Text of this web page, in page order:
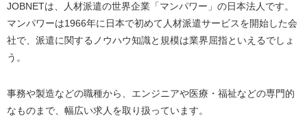
JOBNETは、人材派遣の世界企業「マンパワー」の日本法人です。
マンパワーは1966年に日本で初めて人材派遣サービスを開始した会
社で、派遣に関するノウハウ知識と規模は業界屈指といえるでしょ
う。
事務や製造などの職種から、エンジニアや医療・福祉などの専門的
なものまで、幅広い求人を取り扱っています。